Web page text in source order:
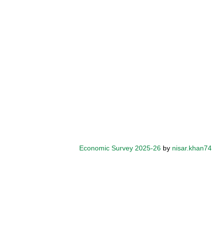
Economic Survey 2025-26 by nisar.khan74